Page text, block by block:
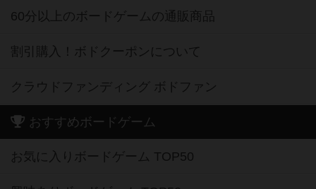
60分以上のボードゲームの通販商品
割引購入！ボドクーポンについて
クラウドファンディング ボドファン
おすすめボードゲーム
お気に入りボードゲーム TOP50